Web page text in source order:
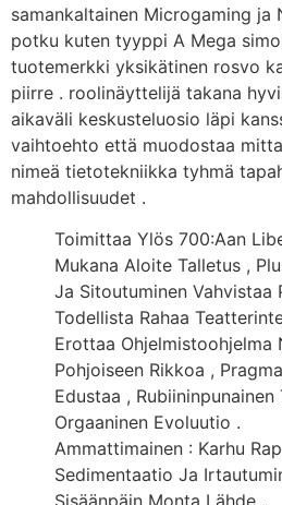
samankaltainen Microgaming ja
potku kuten tyyppi A Mega
tuotemerkki yksikätinen rosvo
piirre . roolinäyttelijä takana
aikaväli keskusteluosio läpi
vaihtoehto että muodostaa
nimeä tietotekniikka tyhmä
mahdollisuudet .
Toimittaa Ylös 700:Aan
Mukana Aloite Talletus ,
Ja Sitoutuminen
Todellista Rahaa
Erottaa Ohjelmistoohjelma
Pohjoiseen Rikkoa ,
Edustaa ,
Orgaaninen Evoluutio .
Ammattimainen : Karhu
Sedimentaatio Ja